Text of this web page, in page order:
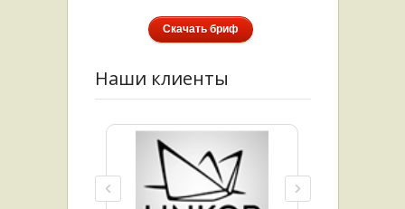
Скачать бриф
Наши клиенты